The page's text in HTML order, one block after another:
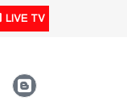
LIVE TV